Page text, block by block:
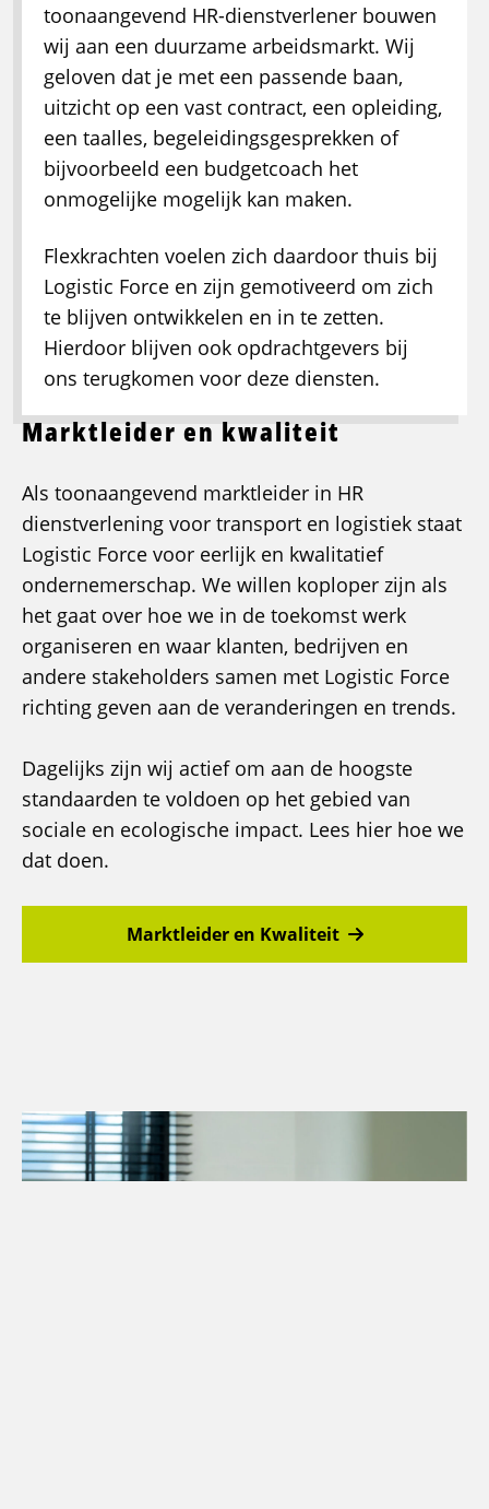
toonaangevend HR-dienstverlener bouwen
wij aan een duurzame arbeidsmarkt. Wij
geloven dat je met een passende baan,
uitzicht op een vast contract, een opleiding,
een taalles, begeleidingsgesprekken of
bijvoorbeeld een budgetcoach het
onmogelijke mogelijk kan maken.
Flexkrachten voelen zich daardoor thuis bij
Logistic Force en zijn gemotiveerd om zich
te blijven ontwikkelen en in te zetten.
Hierdoor blijven ook opdrachtgevers bij
ons terugkomen voor deze diensten.
Marktleider en kwaliteit
Als toonaangevend marktleider in HR
dienstverlening voor transport en logistiek staat
Logistic Force voor eerlijk en kwalitatief
ondernemerschap. We willen koploper zijn als
het gaat over hoe we in de toekomst werk
organiseren en waar klanten, bedrijven en
andere stakeholders samen met Logistic Force
richting geven aan de veranderingen en trends.
Dagelijks zijn wij actief om aan de hoogste
standaarden te voldoen op het gebied van
sociale en ecologische impact. Lees hier hoe we
dat doen.
Marktleider en Kwaliteit